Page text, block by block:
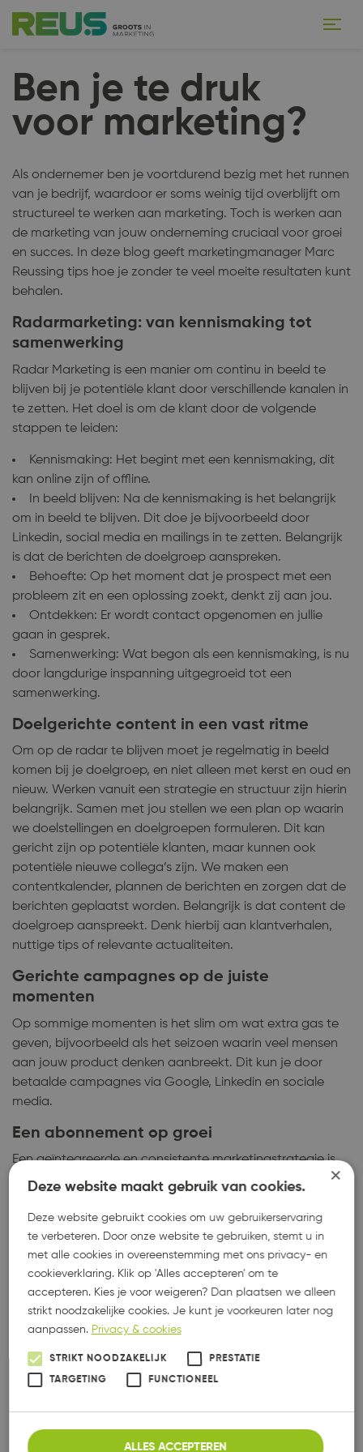
Ben je te druk
voor marketing?
Als ondernemer ben je voortdurend bezig met het runnen
van je bedrijf, waardoor er soms weinig tijd overblijft om
structureel te werken aan marketing. Toch is werken aan
de marketing van jouw onderneming cruciaal voor groei
en succes. In deze blog geeft marketingmanager Marc
Reussing tips hoe je zonder te veel moeite resultaten kunt
behalen.
Radarmarketing: van kennismaking tot
samenwerking
Radar Marketing is een manier om continu in beeld te
blijven bij je potentiële klant door verschillende kanalen in
te zetten. Het doel is om de klant door de volgende
stappen te leiden:
Kennismaking: Het begint met een kennismaking, dit
kan online zijn of offline.
In beeld blijven: Na de kennismaking is het belangrijk
om in beeld te blijven. Dit doe je bijvoorbeeld door
Linkedin, social media en mailings in te zetten. Belangrijk
is dat de berichten de doelgroep aanspreken.
Behoefte: Op het moment dat je prospect met een
probleem zit en een oplossing zoekt, denkt zij aan jou.
Ontdekken: Er wordt contact opgenomen en jullie
gaan in gesprek.
Samenwerking: Wat begon als een kennismaking, is nu
door langdurige inspanning uitgegroeid tot een
samenwerking.
Doelgerichte content in een vast ritme
Om op de radar te blijven moet je regelmatig in beeld
komen bij je doelgroep, en niet alleen met kerst en oud en
nieuw. Werken vanuit een strategie en structuur zijn hierin
belangrijk. Samen met jou stellen we een plan op waarin
we doelstellingen en doelgroepen formuleren. Dit kan
gericht zijn op potentiële klanten, maar kunnen ook
potentiële nieuwe collega’s zijn. We maken een
contentkalender, plannen de berichten en zorgen dat de
berichten geplaatst worden. Belangrijk is dat content de
doelgroep aanspreekt. Denk hierbij aan klantverhalen,
nuttige tips of relevante actualiteiten.
Gerichte campagnes op de juiste
momenten
Op sommige momenten is het slim om wat extra gas te
geven, bijvoorbeeld als het seizoen waarin veel mensen
aan jouw product denken aanbreekt. Dit kun je door
betaalde campagnes via Google, Linkedin en sociale
media.
Een abonnement op groei
Een geïntegreerde en consistente marketingstrategie is
essentieel voor het succes van jouw bedrijf. Wij helpen je
graag dit voor elkaar te krijgen en bieden hierin
verschillende oplossingen. Met het marketing
abonnementvan REUS word je compleet ontzorgd op
het gebied van marketing. Wil je zelf actief bezig zijn,
maar wel ondersteuning op het gebied vanstrategie
dan maken we graag een plan voor je.
×
Deze website maakt gebruik van cookies.
Deze website gebruikt cookies om uw gebruikerservaring
te verbeteren. Door onze website te gebruiken, stemt u in
met alle cookies in overeenstemming met ons privacy- en
cookieverklaring. Klik op 'Alles accepteren' om te
accepteren. Kies je voor weigeren? Dan plaatsen we alleen
strikt noodzakelijke cookies. Je kunt je voorkeuren later nog
aanpassen. Privacy & cookies
STRIKT NOODZAKELIJK PRESTATIE
TARGETING FUNCTIONEEL
ALLES ACCEPTEREN